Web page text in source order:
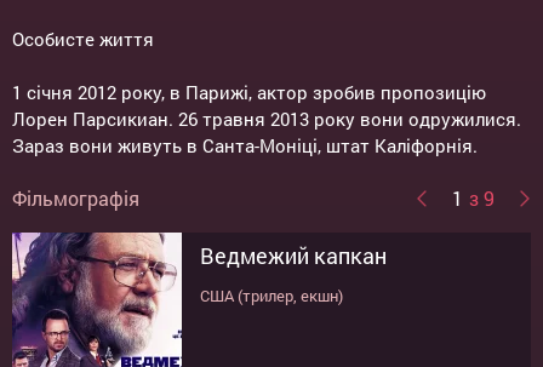
Особисте життя
1 січня 2012 року, в Парижі, актор зробив пропозицію
Лорен Парсикиан. 26 травня 2013 року вони одружилися.
Зараз вони живуть в Санта-Моніці, штат Каліфорнія.
Фільмографія 1 з 9
Ведмежий капкан
США (трилер, екшн)
Ідеальна пастка
США (трилер)
Знайди мене, якщо зможеш
Великобританія (трилер)
Дев'яте життя Луї Дракса
Великобританія, Канада, США (трилер,
Півтора шпигуна
США (комедія)
Три дев'ятки
США (трилер, драма, кримінал)
Вихід: Боги і Царі
Великобританія, США (драма)
Довге падіння
Великобританія, Німеччина (драма,
Need for Speed: Жага
швидкості